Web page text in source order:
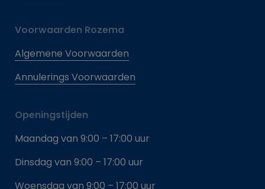
Voorwaarden Rozema
Algemene Voorwaarden
Annulerings Voorwaarden
Openingstijden
Maandag van 9:00 – 17:00 uur
Dinsdag van 9:00 – 17:00 uur
Woensdag van 9:00 – 17:00 uur